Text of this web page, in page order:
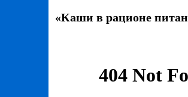
«Каши в рационе